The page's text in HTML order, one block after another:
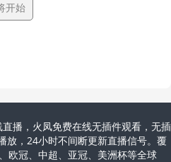
开始
播，火凤免费在线无插件观看，无插
放，24小时不间断更新直播信号。覆
欧冠、中超、亚冠、美洲杯等全球